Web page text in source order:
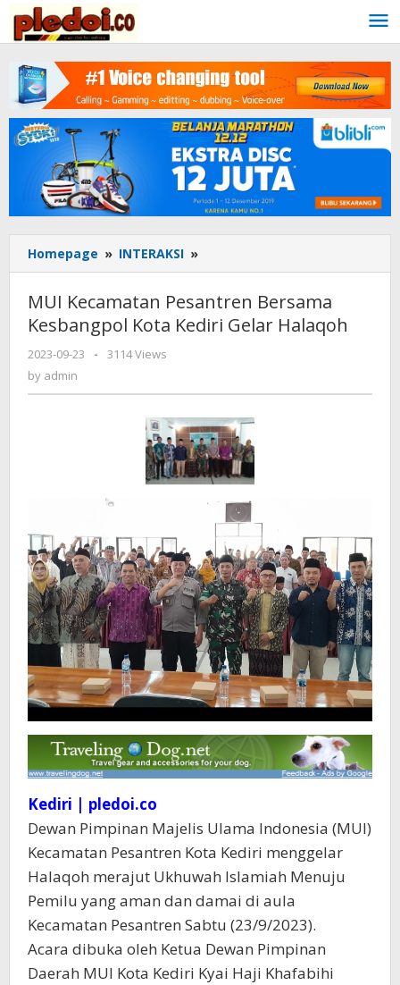
content
Homepage » INTERAKSI »
Kecamatan
Bersama
Kesbangpol
MUI Kecamatan Pesantren Bersama
Kesbangpol Kota Kediri Gelar Halaqoh
2023-09-23
by
-
3114 Views
by admin
Kediri | pledoi.co
Dewan Pimpinan Majelis Ulama Indonesia (MUI)
Kecamatan Pesantren Kota Kediri menggelar
Halaqoh merajut Ukhuwah Islamiah Menuju
Pemilu yang aman dan damai di aula
Kecamatan Pesantren Sabtu (23/9/2023).
Acara dibuka oleh Ketua Dewan Pimpinan
Daerah MUI Kota Kediri Kyai Haji Khafabihi